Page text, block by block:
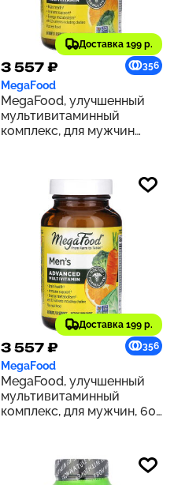
Доставка 199 р.
3 557 ₽ 356
MegaFood
MegaFood, улучшенный
мультивитаминный
комплекс, для мужчин
Доставка 199 р.
3 557 ₽ 356
MegaFood
MegaFood, улучшенный
мультивитаминный
комплекс, для мужчин, 60